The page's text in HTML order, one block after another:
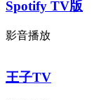
Spotify TV版
影音播放
王子TV